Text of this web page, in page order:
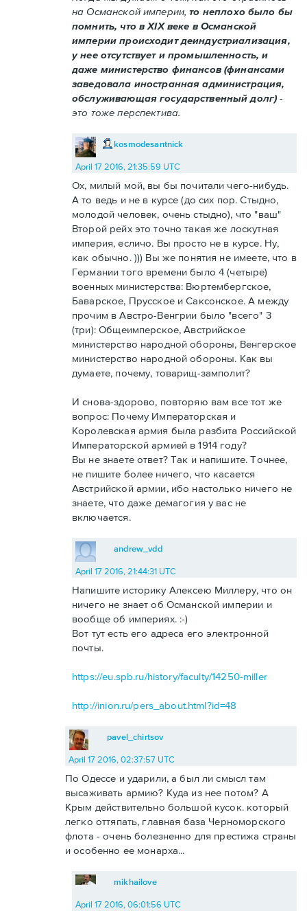
на Османской империи,то неплохо было бы
помнить, что в XIX веке в Османской
империи происходит деиндустриализация,
у нее отсутствует и промышленность, и
даже министерство финансов (финансами
заведовала иностранная администрация,
обслуживающая государственный долг)-
это тоже перспектива.
kosmodesantnick
April 17 2016, 21:35:59 UTC
Ох, милый мой, вы бы почитали чего-нибудь.
А то ведь и не в курсе (до сих пор. Стыдно,
молодой человек, очень стыдно), что "ваш"
Второй рейх это точно такая же лоскутная
империя, есличо. Вы просто не в курсе. Ну,
как обычно. ))) Вы же понятия не имеете, что в
Германии того времени было 4 (четыре)
военных министерства: Вюртембергское,
Баварское, Прусское и Саксонское. А между
прочим в Австро-Венгрии было "всего" 3
(три): Общеимперское, Австрийское
министерство народной обороны, Венгерское
министерство народной обороны. Как вы
думаете, почему, товарищ-замполит?
И снова-здорово, повторяю вам все тот же
вопрос: Почему Императорская и
Королевская армия была разбита Российской
Императорской армией в 1914 году?
Вы не знаете ответ? Так и напишите. Точнее,
не пишите более ничего, что касается
Австрийской армии, ибо настолько ничего не
знаете, что даже демагогия у вас не
включается.
andrew_vdd
April 17 2016, 21:44:31 UTC
Напишите историку Алексею Миллеру, что он
ничего не знает об Османской империи и
вообще об империях. :-)
Вот тут есть его адреса его электронной
почты.
https://eu.spb.ru/history/faculty/14250-miller
http://inion.ru/pers_about.html?id=48
pavel_chirtsov
April 17 2016, 02:37:57 UTC
По Одессе и ударили, а был ли смысл там
высаживать армию? Куда из нее потом? А
Крым действительно большой кусок. который
легко оттяпать, главная база Черноморского
флота - очень болезненно для престижа страны
и особенно ее монарха...
mikhailove
April 17 2016, 06:01:56 UTC